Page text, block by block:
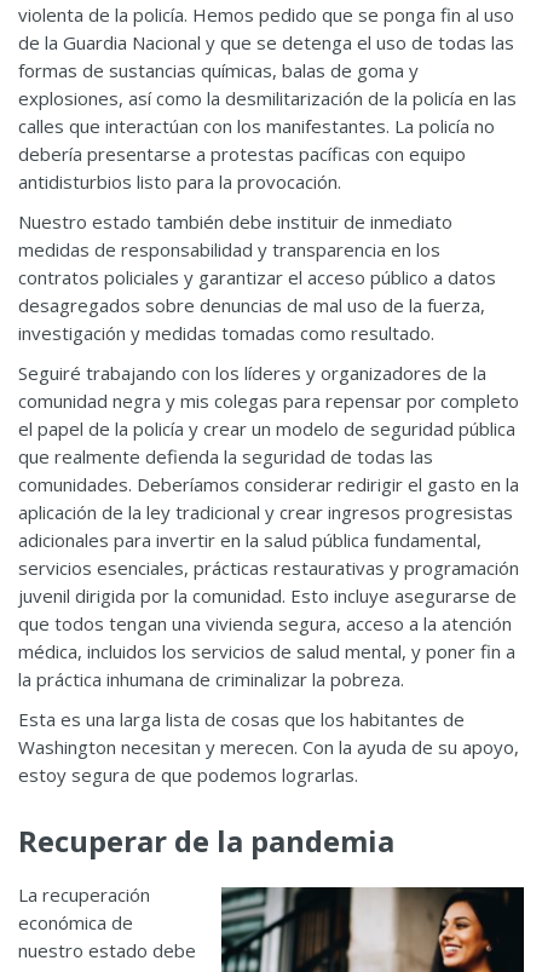
violenta de la policía. Hemos pedido que se ponga fin al uso
de la Guardia Nacional y que se detenga el uso de todas las
formas de sustancias químicas, balas de goma y
explosiones, así como la desmilitarización de la policía en las
calles que interactúan con los manifestantes. La policía no
debería presentarse a protestas pacíficas con equipo
antidisturbios listo para la provocación.
Nuestro estado también debe instituir de inmediato
medidas de responsabilidad y transparencia en los
contratos policiales y garantizar el acceso público a datos
desagregados sobre denuncias de mal uso de la fuerza,
investigación y medidas tomadas como resultado.
Seguiré trabajando con los líderes y organizadores de la
comunidad negra y mis colegas para repensar por completo
el papel de la policía y crear un modelo de seguridad pública
que realmente defienda la seguridad de todas las
comunidades. Deberíamos considerar redirigir el gasto en la
aplicación de la ley tradicional y crear ingresos progresistas
adicionales para invertir en la salud pública fundamental,
servicios esenciales, prácticas restaurativas y programación
juvenil dirigida por la comunidad. Esto incluye asegurarse de
que todos tengan una vivienda segura, acceso a la atención
médica, incluidos los servicios de salud mental, y poner fin a
la práctica inhumana de criminalizar la pobreza.
Esta es una larga lista de cosas que los habitantes de
Washington necesitan y merecen. Con la ayuda de su apoyo,
estoy segura de que podemos lograrlas.
Recuperar de la pandemia
La recuperación
económica de
nuestro estado debe